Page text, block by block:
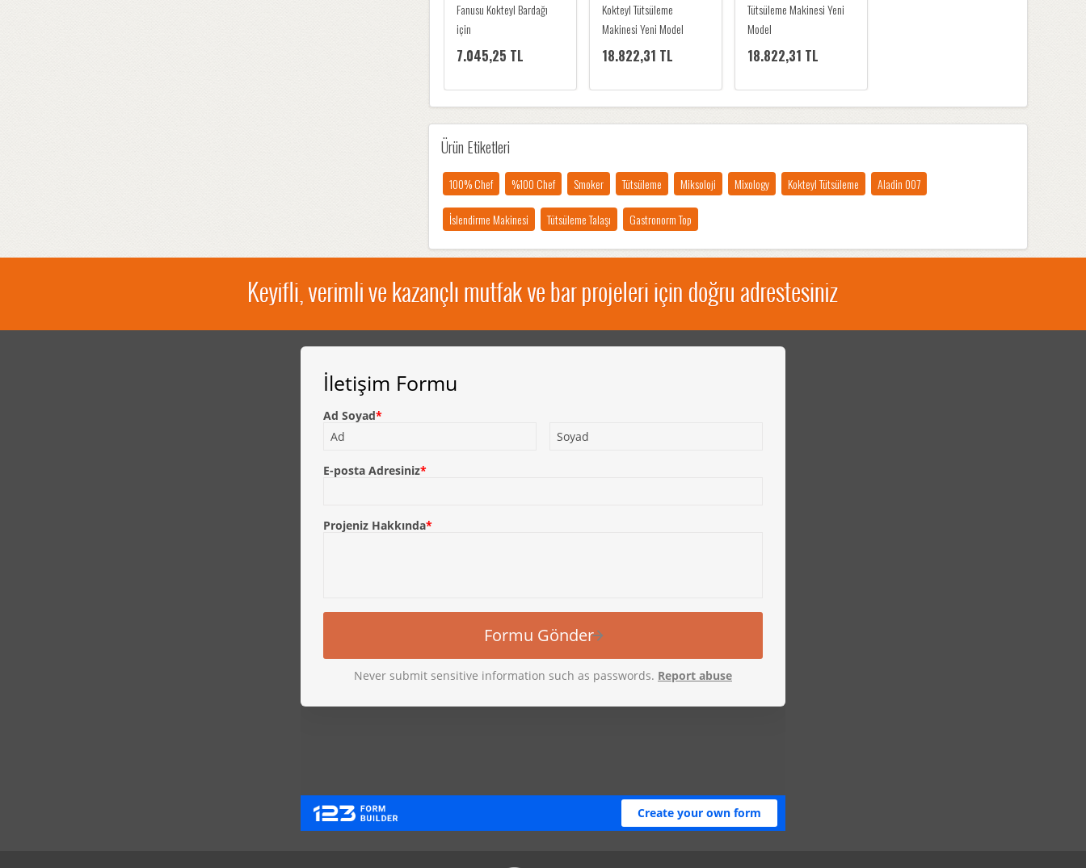
Fanusu Kokteyl Bardağı
için
7.045,25 TL
Kokteyl Tütsüleme
Makinesi Yeni Model
18.822,31 TL
Tütsüleme Makinesi Yeni
Model
18.822,31 TL
Ürün Etiketleri
100% Chef %100 Chef Smoker Tütsüleme Miksoloji Mixology Kokteyl Tütsüleme Aladin 007
İslendirme Makinesi Tütsüleme Talaşı Gastronorm Top